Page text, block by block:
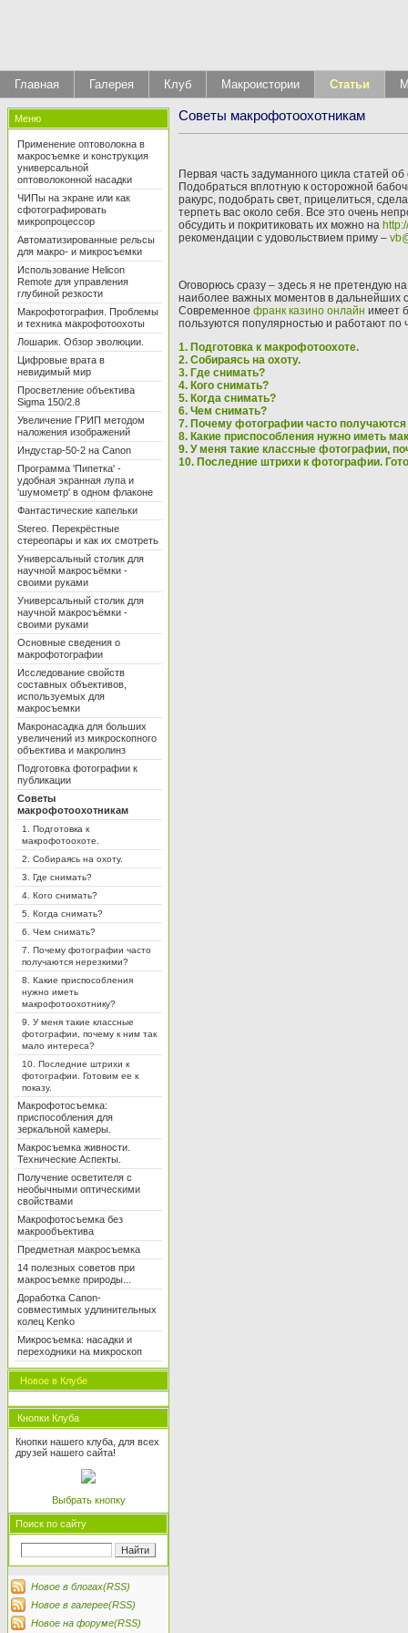
Главная Галерея Клуб Макроистории Статьи
Меню
Применение оптоволокна в
макросъемке и конструкция
универсальной
оптоволоконной насадки
ЧИПы на экране или как
сфотографировать
микропроцессор
Автоматизированные рельсы
для макро- и микросъемки
Использование Helicon
Remote для управления
глубиной резкости
Макрофотография. Проблемы
и техника макрофотоохоты
Лошарик. Обзор эволюции.
Цифровые врата в
невидимый мир
Просветление объектива
Sigma 150/2.8
Увеличение ГРИП методом
наложения изображений
Индустар-50-2 на Canon
Программа 'Пипетка' -
удобная экранная лупа и
'шумометр' в одном флаконе
Фантастические капельки
Stereo. Перекрёстные
стереопары и как их смотреть
Универсальный столик для
научной макросъёмки -
своими руками
Универсальный столик для
научной макросъёмки -
своими руками
Основные сведения о
макрофотографии
Исследование свойств
составных объективов,
используемых для
макросъемки
Макронасадка для больших
увеличений из микроскопного
объектива и макролинз
Подготовка фотографии к
публикации
Советы
макрофотоохотникам
1. Подготовка к
макрофотоохоте.
2. Собираясь на охоту.
3. Где снимать?
4. Кого снимать?
5. Когда снимать?
6. Чем снимать?
7. Почему фотографии часто
получаются нерезкими?
8. Какие приспособления
нужно иметь
макрофотоохотнику?
9. У меня такие классные
фотографии, почему к ним так
мало интереса?
10. Последние штрихи к
фотографии. Готовим ее к
показу.
Макрофотосъемка:
приспособления для
зеркальной камеры.
Макросъемка живности.
Технические Аспекты.
Получение осветителя с
необычными оптическими
свойствами
Макрофотосъемка без
макрообъектива
Предметная макросъемка
14 полезных советов при
макросъемке природы...
Доработка Canon-
совместимых удлинительных
колец Kenko
Микросъемка: насадки и
переходники на микроскоп
Новое в Клубе
Кнопки Клуба
Кнопки нашего клуба, для всех
друзей нашего сайта!
Выбрать кнопку
Поиск по сайту
Новое в блогах(RSS)
Новое в галерее(RSS)
Новое на форуме(RSS)
Советы макрофотоохотникам
Первая часть задуманного цикла статей
Подобраться вплотную к осторожной
ракурс, подобрать свет, прицелиться,
терпеть вас около себя. Все это очень
обсудить и покритиковать их можно на
рекомендации с удовольствием приму –
Оговорюсь сразу – здесь я не претендую
наиболее важных моментов в дальнейших
Современное франк казино онлайн имеет
пользуются популярностью и работают по
1. Подготовка к макрофотоохоте.
2. Собираясь на охоту.
3. Где снимать?
4. Кого снимать?
5. Когда снимать?
6. Чем снимать?
7. Почему фотографии часто получаются
8. Какие приспособления нужно иметь
9. У меня такие классные фотографии,
10. Последние штрихи к фотографии.